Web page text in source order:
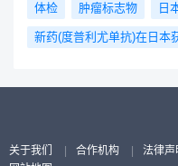
体检 肿瘤标志物 日
新药(度普利尤单抗)在日本
关于我们 合作机构 法律声